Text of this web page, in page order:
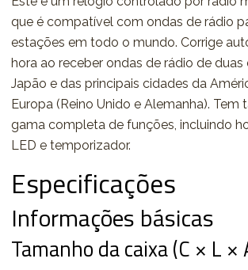
que é compatível com ondas de rádio
estações em todo o mundo. Corrige
hora ao receber ondas de rádio de duas
Japão e das principais cidades da
Europa (Reino Unido e Alemanha). Tem
gama completa de funções, incluindo
LED e temporizador.
Especificações
Informações básicas
Tamanho da caixa (C × L ×